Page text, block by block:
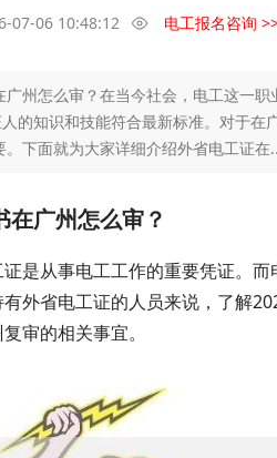
07-06 10:48:12 电工报名咨询
广州怎么审？在当今社会，电工这一
的知识和技能符合最新标准。对于在
下面就为大家详细介绍外省电工证在
广州怎么审？
是从事电工工作的重要凭证。
外省电工证的人员来说，了解
审的相关事宜。